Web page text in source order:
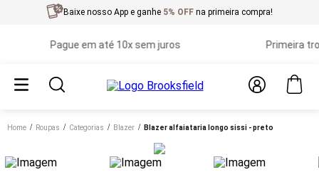
Baixe nosso App e ganhe 5% OFF na primeira compra!
Pague em até 10x sem juros Primeira
Home roupas categorias blazer blazer alfaiataria longo sissi - preto